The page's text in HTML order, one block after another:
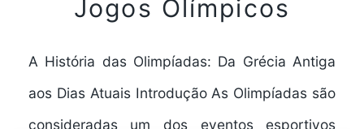
Jogos Olímpicos
A História das Olimpíadas: Da Grécia Antiga
aos Dias Atuais Introdução As Olimpíadas são
consideradas um dos eventos esportivos